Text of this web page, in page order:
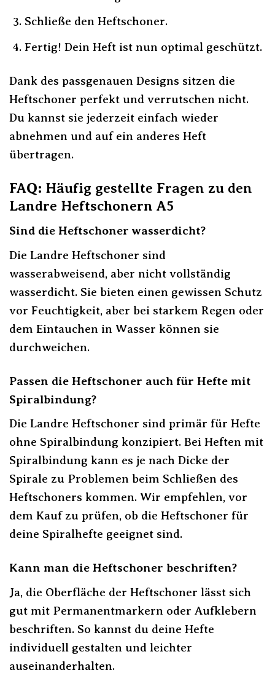
Schließe den Heftschoner.
Fertig! Dein Heft ist nun optimal geschützt.
Dank des passgenauen Designs sitzen die
Heftschoner perfekt und verrutschen nicht.
Du kannst sie jederzeit einfach wieder
abnehmen und auf ein anderes Heft
übertragen.
FAQ: Häufig gestellte Fragen zu den
Landre Heftschonern A5
Sind die Heftschoner wasserdicht?
Die Landre Heftschoner sind
wasserabweisend, aber nicht vollständig
wasserdicht. Sie bieten einen gewissen Schutz
vor Feuchtigkeit, aber bei starkem Regen oder
dem Eintauchen in Wasser können sie
durchweichen.
Passen die Heftschoner auch für Hefte mit
Spiralbindung?
Die Landre Heftschoner sind primär für Hefte
ohne Spiralbindung konzipiert. Bei Heften mit
Spiralbindung kann es je nach Dicke der
Spirale zu Problemen beim Schließen des
Heftschoners kommen. Wir empfehlen, vor
dem Kauf zu prüfen, ob die Heftschoner für
deine Spiralhefte geeignet sind.
Kann man die Heftschoner beschriften?
Ja, die Oberfläche der Heftschoner lässt sich
gut mit Permanentmarkern oder Aufklebern
beschriften. So kannst du deine Hefte
individuell gestalten und leichter
auseinanderhalten.